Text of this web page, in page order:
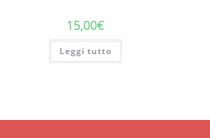
15,00€
Leggi tutto